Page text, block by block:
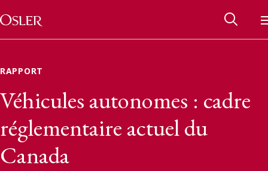
Passer au contenu
Main Navigation
RAPPORT
Véhicules autonomes : cadre
réglementaire actuel du
Canada